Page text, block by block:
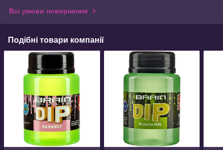
Всі умови повернення
Подібні товари компанії